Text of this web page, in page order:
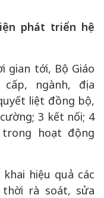
phát triển hệ
gian tới, Bộ Giáo
ngành, địa
liệt đồng bộ,
3 kết nối; 4
hoạt động
hiệu quả các
thời rà soát, sửa